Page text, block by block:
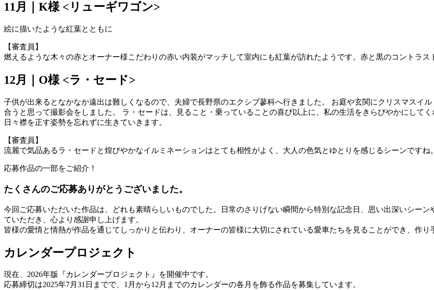
11月｜K様 <リューギワゴン>
絵に描いたような紅葉とともに
【審査員】
燃えるような木々の赤とオーナー様こだわりの赤い内装がマッチして室内にも紅葉が訪れたようです。赤と黒のコントラス
12月｜O様 <ラ・セード>
子供が出来るとなかなか遠出は難しくなるので、夫婦で長野県のエクシブ蓼科へ行きました。 お庭や玄関にクリスマスイ
合うと思って撮影会をしました。 ラ・セードは、見ること・乗っていることの喜び以上に、私の生活をきらびやかにして
日々襟を正す姿勢を忘れずに生きていきます。
【審査員】
流麗で気品あるラ・セードと煌びやかなイルミネーションはとても相性がよく、大人の色気とゆとりを感じるシーンですね
応募作品の一部をご紹介！
たくさんのご応募ありがとうございました。
今回ご応募いただいた作品は、どれも素晴らしいものでした。日常のさりげない瞬間から特別な記念日、思い出深いシー
ていただき、心より感謝申し上げます。
皆様の愛情と情熱が作品を通じてしっかりと伝わり、オーナーの皆様に大切にされている愛車たちを見ることができ、作り
カレンダープロジェクト
現在、2026年版『カレンダープロジェクト』を開催中です。
応募締切は2025年7月31日までで、1月から12月までのカレンダーの各月を飾る作品を募集しています。